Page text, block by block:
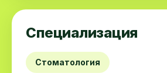
Специализация
Стоматология